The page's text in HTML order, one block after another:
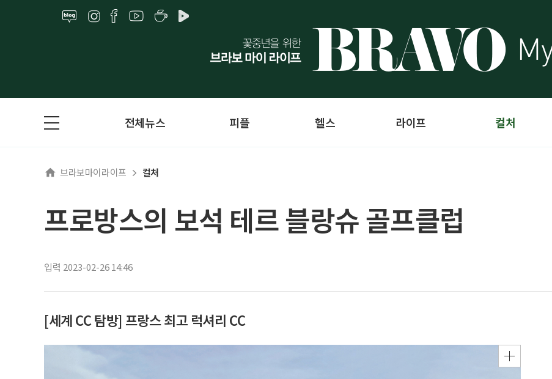
전체뉴스 피플 헬스 라이프 컬처
브라보마이라이프 컬처
프로방스의 보석 테르 블랑슈 골프클럽
입력 2023-02-26 14:46
[세계 CC 탐방] 프랑스 최고 럭셔리 CC